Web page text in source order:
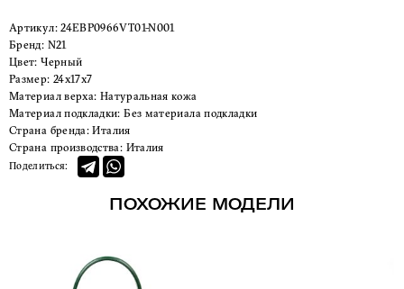
Артикул:24EBP0966VT01-N001
Бренд:
N21
Цвет:
Черный
Размер: 24x17x7
Материал верха: Натуральная кожа
Материал подкладки: Без материала подкладки
Страна бренда: Италия
Страна производства: Италия
Поделиться:
ПОХОЖИЕ МОДЕЛИ